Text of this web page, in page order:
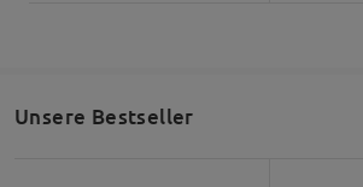
Unsere Bestseller